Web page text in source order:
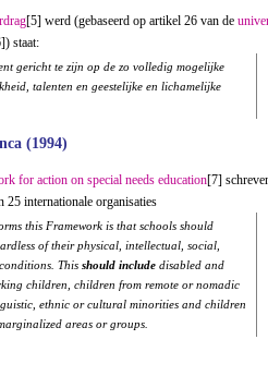
[5] werd (gebaseerd op artikel 26 van de
staat:
gericht te zijn op de zo volledig mogelijke
talenten en geestelijke en lichamelijke
(1994)
for action on special needs education[7]
25 internationale organisaties
this Framework is that schools should
of their physical, intellectual, social,
This should includedisabled and
children, children from remote or nomadic
ethnic or cultural minorities and children
areas or groups.